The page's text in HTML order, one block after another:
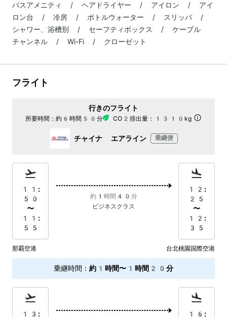
バスアメニティ / ヘアドライヤー / アイロン / アイ
ロン台 / 冷房 / ボトルウォーター / スリッパ /
シャワー、浴槽別 / セーフティボックス / ケーブル
チャンネル / Wi-Fi / クローゼット
フライト
行きのフライト
所要時間： 約6時間50分 CO2排出量： 1310kg
チャイナ エアライン 乗継便
11:
50
〜
11:
55
約1時間40分
ビジネスクラス
12:
25
〜
12:
35
那覇空港 台北桃園国際空港
乗継時間 ： 約1時間〜1時間20分
13:
16: